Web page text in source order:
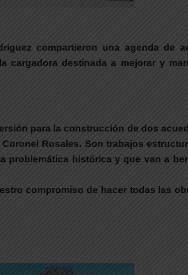
compartieron una agenda de
cargadora destinada a mejorar y
para la construcción de dos
Rosales. Son trabajos
problemática histórica y que van a
compromiso de hacer todas las